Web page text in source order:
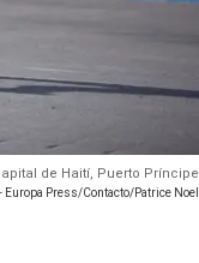
de Haití, Puerto Príncipe
- Europa Press/Contacto/Patrice Noel